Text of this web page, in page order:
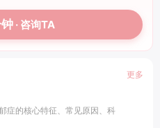
· 咨询TA
更多
症的核心特征、常见原因、科